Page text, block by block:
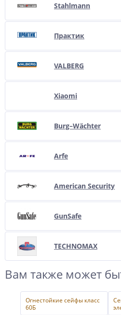
Stahlmann
Практик
VALBERG
Xiaomi
Burg–Wächter
Arfe
American Security
GunSafe
TECHNOMAX
Вам также может
Огнестойкие сейфы класс
60Б